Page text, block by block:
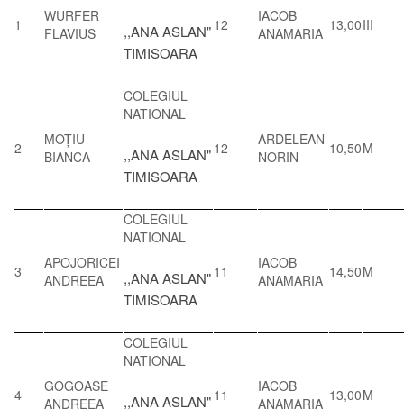
1
WURFER
FLAVIUS
,,ANA ASLAN"
TIMISOARA
12
IACOB
ANAMARIA 13,00III
2
MOȚIU
BIANCA
COLEGIUL
NATIONAL
,,ANA ASLAN"
TIMISOARA
12
ARDELEAN
NORIN
10,50M
3
APOJORICEI
ANDREEA
COLEGIUL
NATIONAL
,,ANA ASLAN"
TIMISOARA
11
IACOB
ANAMARIA 14,50M
4
GOGOASE
ANDREEA
COLEGIUL
NATIONAL
,,ANA ASLAN" 11
IACOB
ANAMARIA 13,00M